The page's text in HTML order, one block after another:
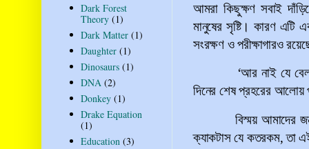
আমরা কিছুক্ষণ সবাই
মানুষের সৃষ্টি। কারণ এটি
সংরক্ষণ ও পরীক্ষাগারও
‘আর নাই যে
দিনের শেষ প্রহরের আলোয়
বিস্ময় আমাদের
ক্যাকটাস যে কতরকম, তা
Dark Forest
Theory (1)
Dark Matter (1)
Daughter (1)
Dinosaurs (1)
DNA (2)
Donkey (1)
Drake Equation
(1)
Education (3)